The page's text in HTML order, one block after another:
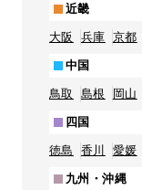
近畿
大阪 兵庫 京都
中国
鳥取 島根 岡山
四国
徳島 香川 愛媛
九州・沖縄